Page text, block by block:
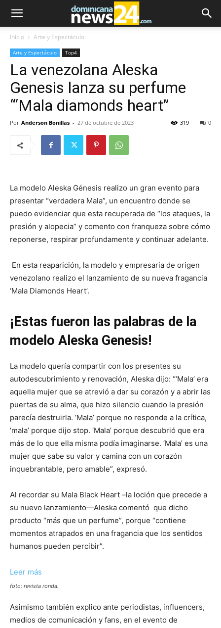
Inicio Arte y Espectáculo
Arte y Espectáculo Top4
La venezolana Aleska
Genesis lanza su perfume
“‘Mala diamonds heart”
Por Anderson Bonillas - 27 de octubre de 2023 0
319
La modelo Aleska Génesis realizo un gran evento para
presentar “verdadera Mala”, un encuentro donde se
puedo evidenciar que esta recuperada de “los ataques, la
presión y alopecia” y comento con franqueza sobre cómo
reponerse, respirar profundamente y continuar adelante.
En esta reaparición, la modelo y empresaria de origen
venezolano realizo el lanzamiento de su nueva fragancia
‘Mala Diamonds Heart’.
¡Estas fueron las palabras de la
modelo Aleska Genesis!
La modelo quería compartir con los presentes su
autodescubrimiento y renovación, Aleska dijo: “‘Mala’ era
aquella mujer que se atrevió a dar su corazón y a abrir las
puertas de su alma, que hizo silencio cuando la presión
parecía destruirla. ‘Mala’ porque no responde a la crítica,
‘mala’ porque dijo stop. ‘Mala’ porque descubrió que era
más de lo que ella misma podía imaginarse. ‘Mala’ es una
mujer que sabe su valor y camina con un corazón
inquebrantable, pero amable”, expresó.
Al recordar su Mala Black Heart –la loción que precede a
su nuevo lanzamiento—Aleska comentó que dicho
producto “más que un perfume”, porque “contiene
momentos atrapados en una fragancia que los sentidos
humanos pueden percibir”.
Leer más
La
Aleska
Genesis
foto: revista ronda.
Asimismo también explico ante periodistas, influencers,
medios de comunicación y fans, en el evento de